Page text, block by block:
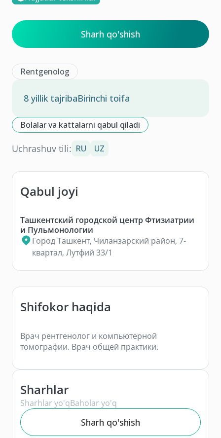
Sharh qo'shish
Rentgenolog
8 yillik tajribaBirinchi toifa
Bolalar va kattalarni qabul qiladi
Uchrashuv tili: RU UZ
Qabul joyi
Ташкентский городской центр Фтизиатрии
и Пульмонологии
Город Ташкент, Чиланзарский район, 7-
квартал, Лутфий 33/1
Shifokor haqida
Врач рентгенолог и компьютерной
томографии. Врач общей практики.
Sharhlar
Sharhlar yo'qBaholar yo'q
Sharh qo'shish